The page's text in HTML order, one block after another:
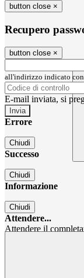
button close ×
Recupero
button close ×
all'indirizzo indicato
E-mail inviata, si
Errore
Chiudi
Successo
Chiudi
Informazione
Chiudi
Attendere...
Attendere il